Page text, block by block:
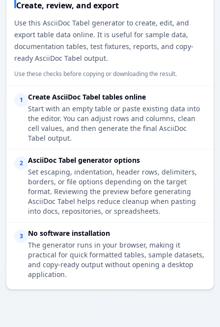
Create, review, and export
Use this AsciiDoc Tabel generator to create, edit, and
export table data online. It is useful for sample data,
documentation tables, test fixtures, reports, and copy-
ready AsciiDoc Tabel output.
Use these checks before copying or downloading the result.
1
Create AsciiDoc Tabel tables online
Start with an empty table or paste existing data into
the editor. You can adjust rows and columns, clean
cell values, and then generate the final AsciiDoc
Tabel output.
2
AsciiDoc Tabel generator options
Set escaping, indentation, header rows, delimiters,
borders, or file options depending on the target
format. Reviewing the preview before generating
AsciiDoc Tabel helps reduce cleanup when pasting
into docs, repositories, or spreadsheets.
3
No software installation
The generator runs in your browser, making it
practical for quick formatted tables, sample datasets,
and copy-ready output without opening a desktop
application.